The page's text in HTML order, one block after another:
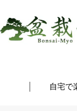
進む
自宅で